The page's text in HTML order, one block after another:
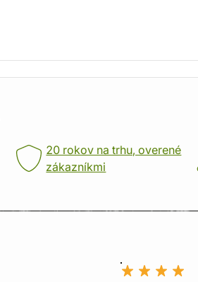
20 rokov na trhu, overené
zákazníkmi